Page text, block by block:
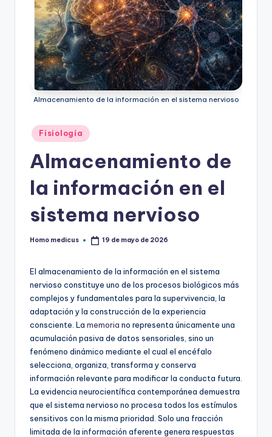
Almacenamiento de la información en el sistema nervioso
Publicado
en
Fisiología
Almacenamiento de
la información en el
sistema nervioso
Publicado
Homo medicus 19 de mayo de 2026
El almacenamiento de la información en el sistema
nervioso constituye uno de los procesos biológicos más
complejos y fundamentales para la supervivencia, la
adaptación y la construcción de la experiencia
consciente. La memoria no representa únicamente una
acumulación pasiva de datos sensoriales, sino un
fenómeno dinámico mediante el cual el encéfalo
selecciona, organiza, transforma y conserva
información relevante para modificar la conducta futura.
La evidencia neurocientífica contemporánea demuestra
que el sistema nervioso no procesa todos los estímulos
sensitivos con la misma prioridad. Solo una fracción
limitada de la información aferente genera respuestas